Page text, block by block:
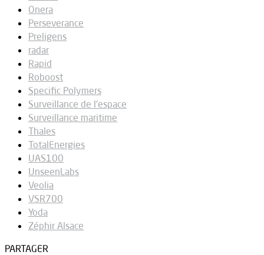
Onera
Perseverance
Preligens
radar
Rapid
Roboost
Specific Polymers
Surveillance de l'espace
Surveillance maritime
Thales
TotalEnergies
UAS100
UnseenLabs
Veolia
VSR700
Yoda
Zéphir Alsace
PARTAGER